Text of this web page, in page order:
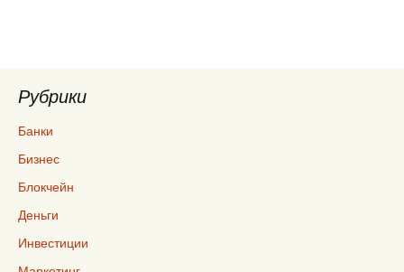
Рубрики
Банки
Бизнес
Блокчейн
Деньги
Инвестиции